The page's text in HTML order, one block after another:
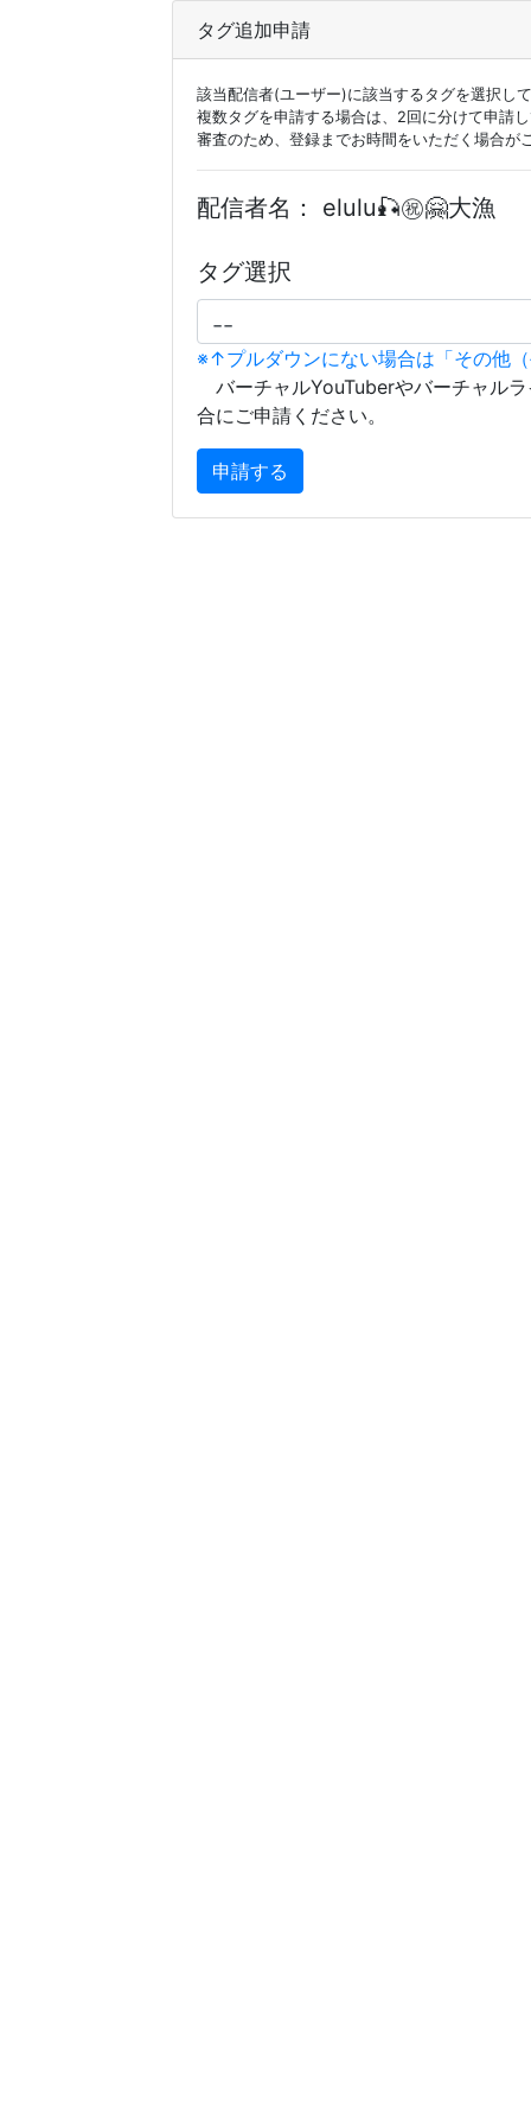
タグ追加申請
該当配信者(ユーザー)に該当するタグを選択し
複数タグを申請する場合は、2回に分けて申請
審査のため、登録までお時間をいただく場合が
配信者名： elulu🎣㊗️🤗大漁
タグ選択
※↑プルダウンにない場合は「その他
バーチャルYouTuberやバーチャル
合にご申請ください。
申請する